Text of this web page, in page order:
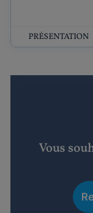
PRÉSENTATION
Vous